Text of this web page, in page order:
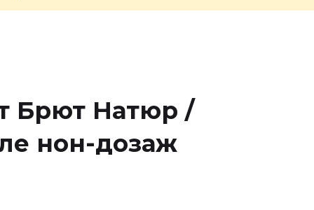
Брют Натюр /
нон-дозаж